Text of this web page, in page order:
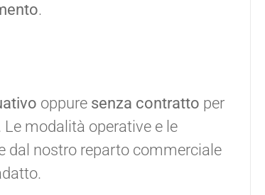
.
oppure senza contratto per
modalità operative e le
dal nostro reparto commerciale